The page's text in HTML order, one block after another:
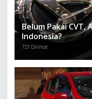
Belum Pakai
Indonesia?
721 Dilihat